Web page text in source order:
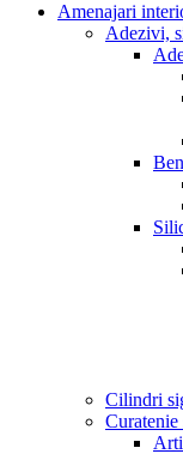
Amenajari
Adezivi,
Cilindri